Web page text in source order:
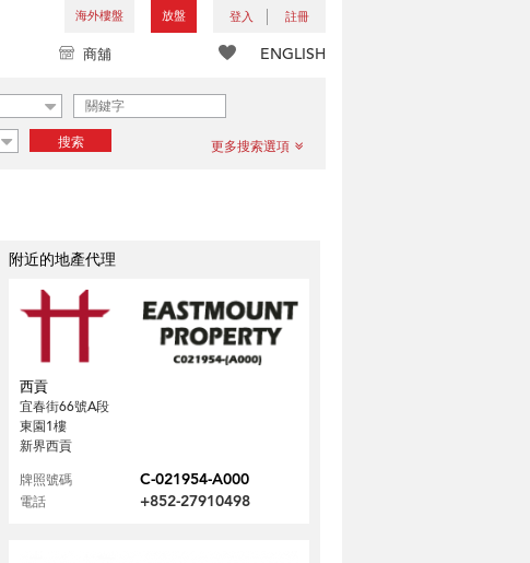
海外樓盤 放盤 登入 註冊
ENGLISH
商舖
搜索 更多搜索選項
附近的地產代理
西貢
宜春街66號A段
東園1樓
新界西貢
牌照號碼
C-021954-A000
電話 +852-27910498